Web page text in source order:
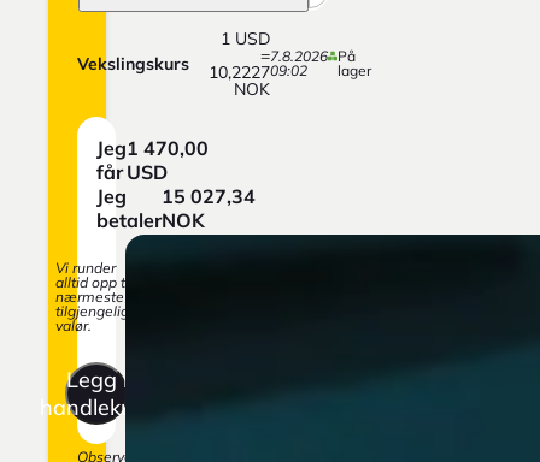
Vekslingskurs
1 USD
=
10,2227
NOK
7.8.2026
09:02
På
lager
Jeg
får
1 470,00
USD
Jeg
betaler
15 027,34
NOK
Vi runder
alltid opp til
nærmeste
tilgjengelige
valør.
Legg i
handlekurv
Observer